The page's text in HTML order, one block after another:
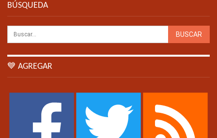
BÚSQUEDA
💙 AGREGAR